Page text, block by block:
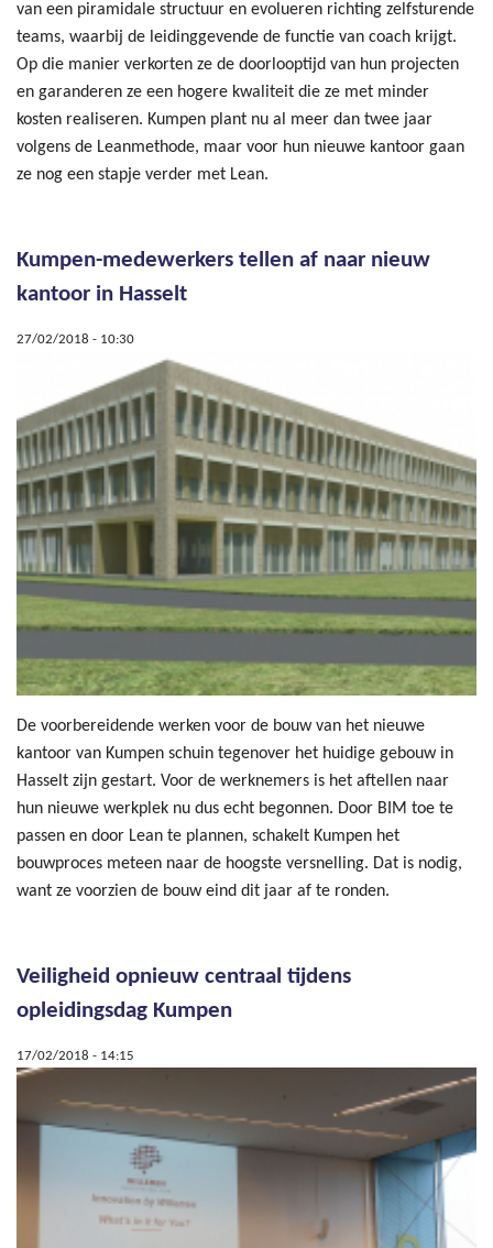
van een piramidale structuur en evolueren richting zelfsturende
teams, waarbij de leidinggevende de functie van coach krijgt.
Op die manier verkorten ze de doorlooptijd van hun projecten
en garanderen ze een hogere kwaliteit die ze met minder
kosten realiseren. Kumpen plant nu al meer dan twee jaar
volgens de Leanmethode, maar voor hun nieuwe kantoor gaan
ze nog een stapje verder met Lean.
Kumpen-medewerkers tellen af naar nieuw
kantoor in Hasselt
27/02/2018 - 10:30
De voorbereidende werken voor de bouw van het nieuwe
kantoor van Kumpen schuin tegenover het huidige gebouw in
Hasselt zijn gestart. Voor de werknemers is het aftellen naar
hun nieuwe werkplek nu dus echt begonnen. Door BIM toe te
passen en door Lean te plannen, schakelt Kumpen het
bouwproces meteen naar de hoogste versnelling. Dat is nodig,
want ze voorzien de bouw eind dit jaar af te ronden.
Veiligheid opnieuw centraal tijdens
opleidingsdag Kumpen
17/02/2018 - 14:15